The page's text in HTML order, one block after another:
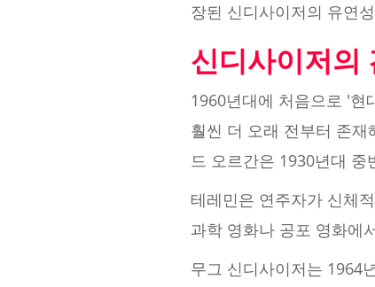
장된 신디사이저의 유연
신디사이저의
1960년대에 처음으로 '현
훨씬 더 오래 전부터 존
드 오르간은 1930년대 중
테레민은 연주자가 신체
과학 영화나 공포 영화에
무그 신디사이저는 1964